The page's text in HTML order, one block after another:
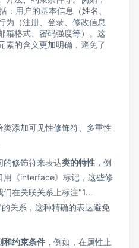
：用户的基本信息（姓名、
为（注册、登录、修改信息
箱格式、密码强度等）。这
素的含义更加明确，避免了
添加可见性修饰符、多重性
的修饰符来表达类的特性 ，例
用《interface》标记，这些修
们在关联关系上标注"1…
关系，这种精确的表达避免
和约束条件 ，例如，在属性上